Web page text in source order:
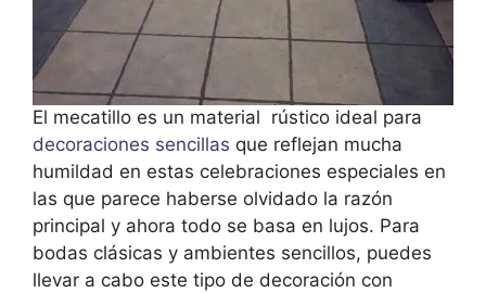
El mecatillo es un material rústico ideal para
decoraciones sencillas que reflejan mucha
humildad en estas celebraciones especiales en
las que parece haberse olvidado la razón
principal y ahora todo se basa en lujos. Para
bodas clásicas y ambientes sencillos, puedes
llevar a cabo este tipo de decoración con